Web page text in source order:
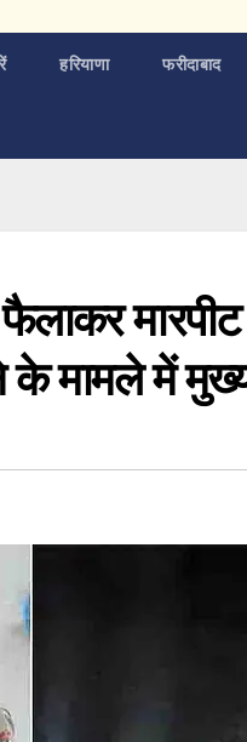
हरियाणा फरीदाबाद
मामले में